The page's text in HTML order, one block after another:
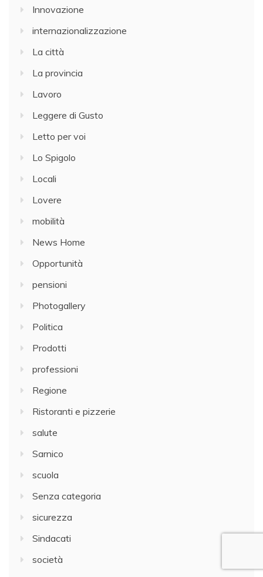
Innovazione
internazionalizzazione
La città
La provincia
Lavoro
Leggere di Gusto
Letto per voi
Lo Spigolo
Locali
Lovere
mobilità
News Home
Opportunità
pensioni
Photogallery
Politica
Prodotti
professioni
Regione
Ristoranti e pizzerie
salute
Sarnico
scuola
Senza categoria
sicurezza
Sindacati
società